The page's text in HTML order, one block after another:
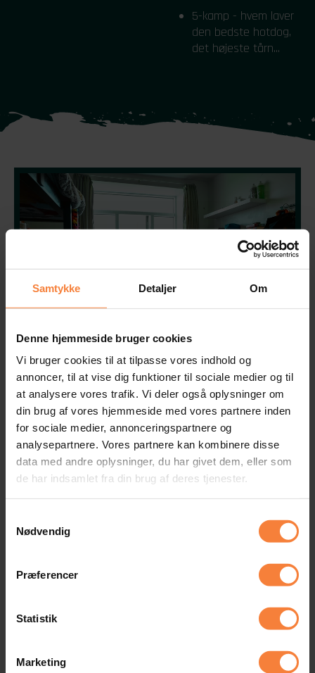
Samtykke Detaljer Om
Denne hjemmeside bruger cookies
Vi bruger cookies til at tilpasse vores indhold og
annoncer, til at vise dig funktioner til sociale medier og til
at analysere vores trafik. Vi deler også oplysninger om
din brug af vores hjemmeside med vores partnere inden
for sociale medier, annonceringspartnere og
analysepartnere. Vores partnere kan kombinere disse
data med andre oplysninger, du har givet dem, eller som
de har indsamlet fra din brug af deres tjenester.
Nødvendig
Præferencer
Statistik
Marketing
5-kamp - hvem laver
den bedste hotdog,
det højeste tårn...
Værelser
Vi har ingen suiter, men vi har rum med sjæl,
efterskolefornemmelser og gode værelseskammerater.
Du kommer til at bo på et værelse med en, to eller tre
andre elever af dit eget køn. I værelserne omkring dig
bor der både drenge og piger. Alle værelser har
Du skal være på dit værelse fra klokken 22.00 om
skal
ud på morgenløbeturen næste morgen klokken 7.00. Du
hængekøje, hvis du hellere vil være ude - tiderne er dog
Læs mere om skolens faciliteter